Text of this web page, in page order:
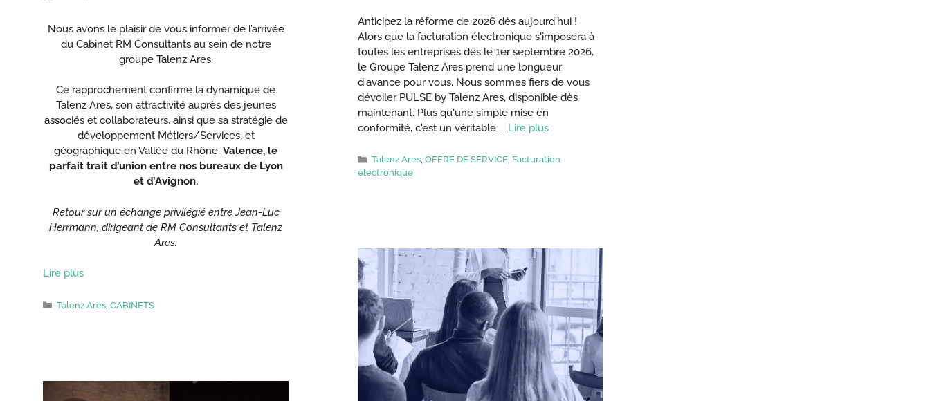
Anticipez la réforme de 2026 dès aujourd'hui !
Alors que la facturation électronique s'imposera à
toutes les entreprises dès le 1er septembre 2026,
le Groupe Talenz Ares prend une longueur
d'avance pour vous. Nous sommes fiers de vous
dévoiler PULSE by Talenz Ares, disponible dès
maintenant. Plus qu'une simple mise en
conformité, c'est un véritable ... Lire plus
Catégories
Talenz Ares,OFFRE DE SERVICE, Facturation
électronique
Nous avons le plaisir de vous informer de l’arrivée
du Cabinet RM Consultants au sein de notre
groupe Talenz Ares.
Ce rapprochement confirme la dynamique de
Talenz Ares, son attractivité auprès des jeunes
associés et collaborateurs, ainsi que sa stratégie de
développement Métiers/Services, et
géographique en Vallée du Rhône. Valence, le
parfait trait d’union entre nos bureaux de Lyon
et d’Avignon.
Retour sur un échange privilégié entre Jean-Luc
Herrmann, dirigeant de RM Consultants et Talenz
Ares.
Lire plus
Catégories
Talenz Ares ,CABINETS